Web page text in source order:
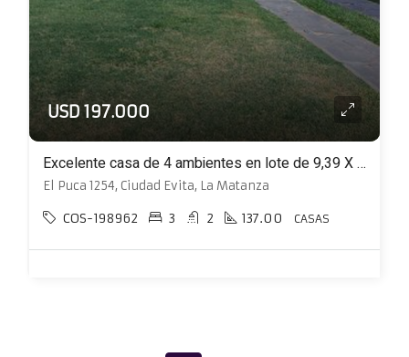
USD 197.000
Excelente casa de 4 ambientes en lote de 9,39 X 34,86 con parque con pileta
El Puca 1254, Ciudad Evita, La Matanza
COS-198962 3 2 137.00 CASAS